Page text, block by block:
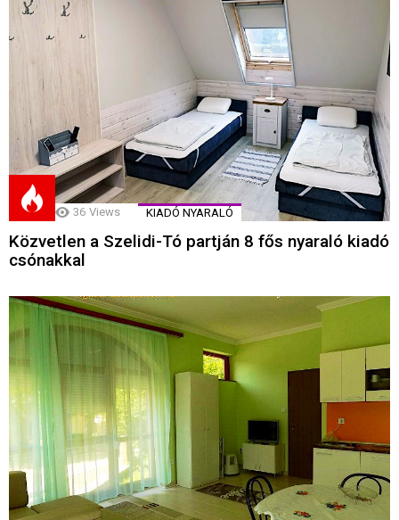
36 Views KIADÓ NYARALÓ
Közvetlen a Szelidi-Tó partján 8 fős nyaraló kiadó
csónakkal